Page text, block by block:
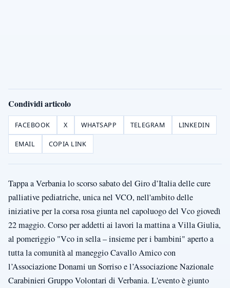
Condividi articolo
FACEBOOK X WHATSAPP TELEGRAM LINKEDIN
EMAIL COPIA LINK
Tappa a Verbania lo scorso sabato del Giro d’Italia delle cure
palliative pediatriche, unica nel VCO, nell'ambito delle
iniziative per la corsa rosa giunta nel capoluogo del Vco giovedì
22 maggio. Corso per addetti ai lavori la mattina a Villa Giulia,
al pomeriggio "Vco in sella – insieme per i bambini" aperto a
tutta la comunità al maneggio Cavallo Amico con
l’Associazione Donami un Sorriso e l’Associazione Nazionale
Carabinieri Gruppo Volontari di Verbania. L'evento è giunto